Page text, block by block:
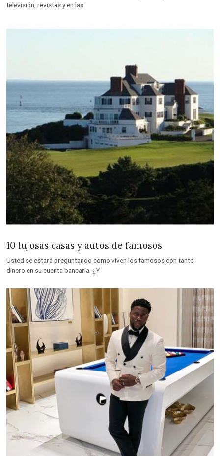
televisión, revistas y en las
10 lujosas casas y autos de famosos
Usted se estará preguntando como viven los famosos con tanto
dinero en su cuenta bancaria. ¿Y